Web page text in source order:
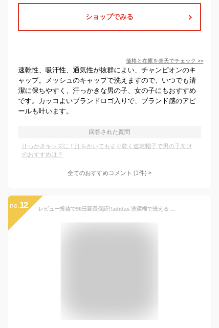
ショップでみる
価格と在庫を楽天でチェック >>
速乾性、吸汗性、通気性が抜群によい、チャンピオンのキ
ャップ。メッシュのキャップで洗えますので、いつでも清
潔に保ちやすく、汗っかきな男の子、女の子にもおすすめ
です。カッコよいブランドロゴ入りで、ブランド感のアピ
ールも叶います。
回答された質問
汗っかきキッズに！汗をかいてもすぐ乾く速乾帽子で男の子向け
のおすすめは？
全てのおすすめコメント (1件) >
no. 12 レビュー投稿で90日延長保証!!adidas 洗濯機で洗える コットンキャップ[キッズ・ジュニア]54〜62cm 小さいサイズ 大きいサイズ 正規品 野球帽 ベースボールキャップ キャップ 紫外線対策 日よけ 子供 男の子 女の子 親子 春夏秋 アディダス 111-111701 メール便送料無料